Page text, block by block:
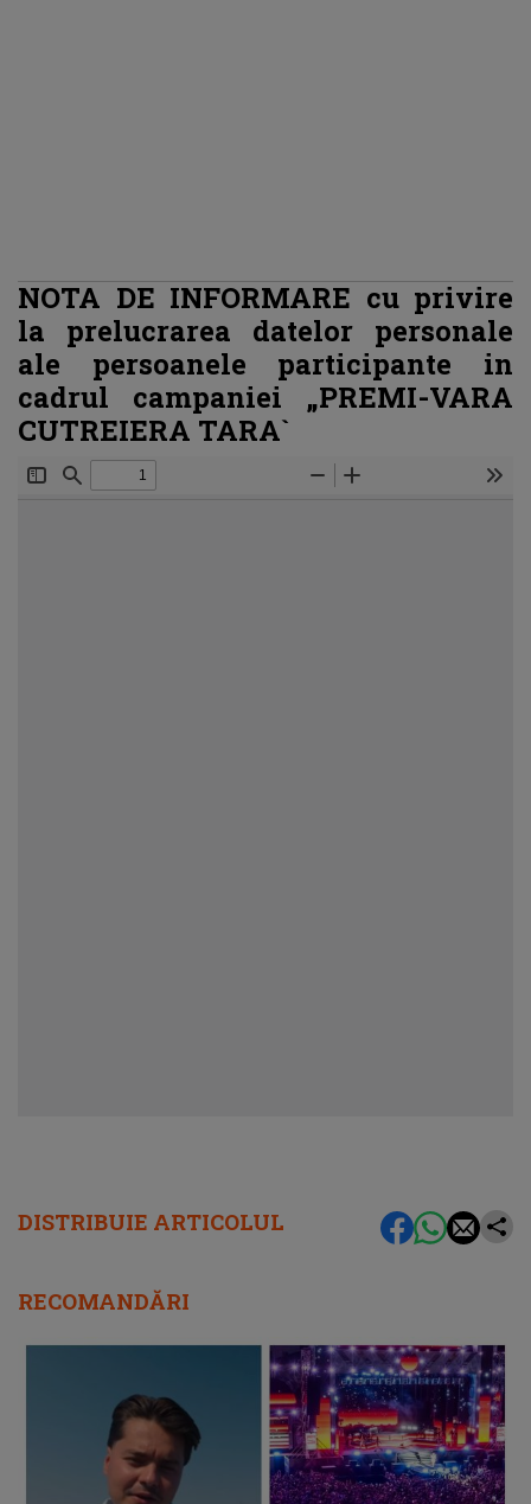
DISTRIBUIE ARTICOLUL
NOTA DE INFORMARE cu privire
la prelucrarea datelor personale
ale persoanele participante in
cadrul campaniei „PREMI-VARA
CUTREIERA TARA`
RECOMANDĂRI